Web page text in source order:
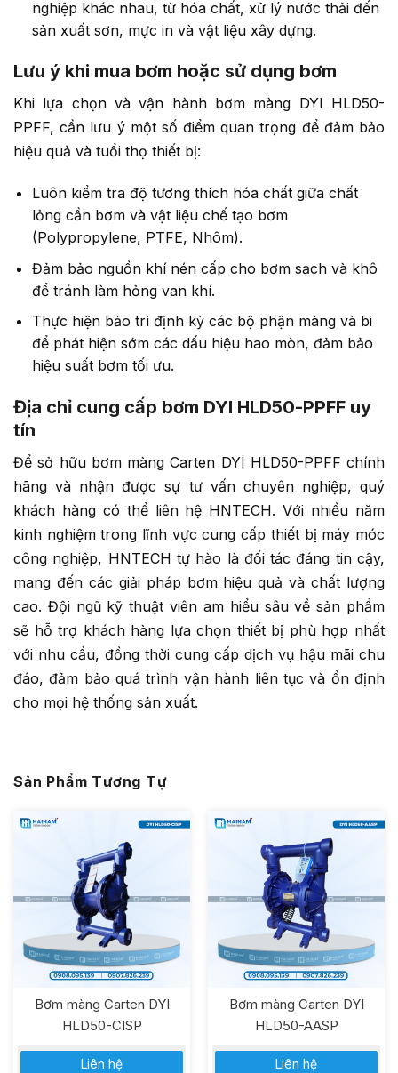
nghiệp khác nhau, từ hóa chất, xử lý nước thải đến
sản xuất sơn, mực in và vật liệu xây dựng.
Lưu ý khi mua bơm hoặc sử dụng bơm
Khi lựa chọn và vận hành bơm màng DYI HLD50-
PPFF, cần lưu ý một số điểm quan trọng để đảm bảo
hiệu quả và tuổi thọ thiết bị:
Luôn kiểm tra độ tương thích hóa chất giữa chất
lỏng cần bơm và vật liệu chế tạo bơm
(Polypropylene, PTFE, Nhôm).
Đảm bảo nguồn khí nén cấp cho bơm sạch và khô
để tránh làm hỏng van khí.
Thực hiện bảo trì định kỳ các bộ phận màng và bi
để phát hiện sớm các dấu hiệu hao mòn, đảm bảo
hiệu suất bơm tối ưu.
Địa chỉ cung cấp bơm DYI HLD50-PPFF uy
tín
Để sở hữu bơm màng Carten DYI HLD50-PPFF chính
hãng và nhận được sự tư vấn chuyên nghiệp, quý
khách hàng có thể liên hệ HNTECH. Với nhiều năm
kinh nghiệm trong lĩnh vực cung cấp thiết bị máy móc
công nghiệp, HNTECH tự hào là đối tác đáng tin cậy,
mang đến các giải pháp bơm hiệu quả và chất lượng
cao. Đội ngũ kỹ thuật viên am hiểu sâu về sản phẩm
sẽ hỗ trợ khách hàng lựa chọn thiết bị phù hợp nhất
với nhu cầu, đồng thời cung cấp dịch vụ hậu mãi chu
đáo, đảm bảo quá trình vận hành liên tục và ổn định
cho mọi hệ thống sản xuất.
Sản Phẩm Tương Tự
Bơm màng Carten DYI
HLD50-CISP
Liên hệ
Bơm màng Carten DYI
HLD50-AASP
Liên hệ